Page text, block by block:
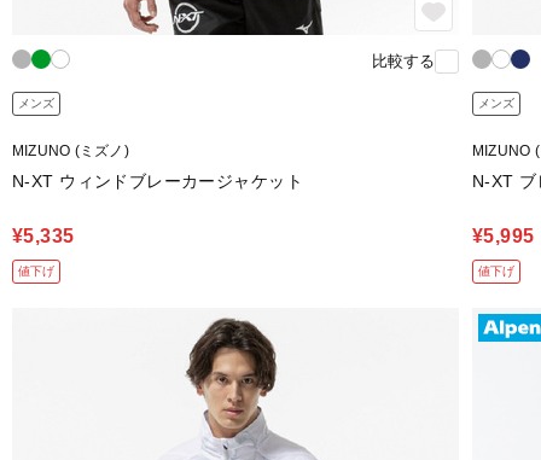
比較する
メンズ
MIZUNO (ミズノ)
N-XT ウィンドブレーカージャケット
¥5,335
値下げ
メンズ
MIZUNO
N-XT ブ
¥5,995
値下げ